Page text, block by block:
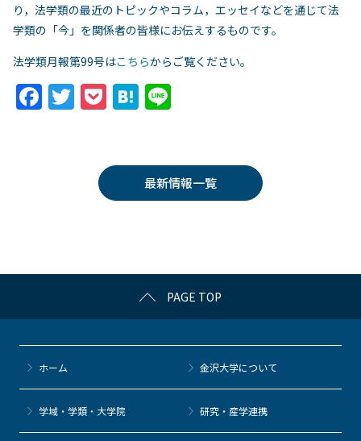
り，法学類の最近のトピックやコラム，エッセイなどを通じて法
学類の「今」を関係者の皆様にお伝えするものです。
法学類月報第99号はこちらからご覧ください。
F
k
T
er
P
k
et
H
n
a
最新情報一覧
PAGE TOP
ホーム 金沢大学について
学域・学類・大学院 研究・産学連携